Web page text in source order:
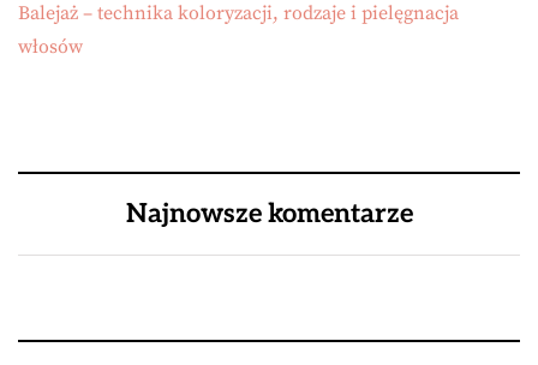
Balejaż – technika koloryzacji, rodzaje i pielęgnacja
włosów
Najnowsze komentarze